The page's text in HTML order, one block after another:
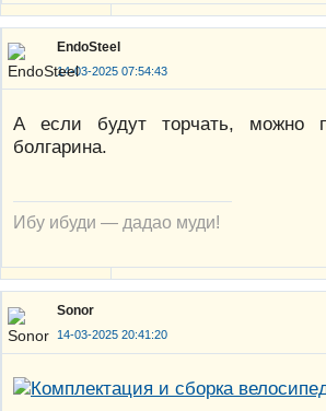
EndoSteel
14-03-2025 07:54:43
А если будут торчать, можно
болгарина.
Ибу ибуди — дадао муди!
Sonor
14-03-2025 20:41:20